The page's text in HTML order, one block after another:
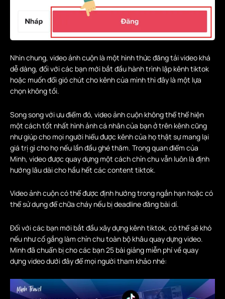
Nhìn chung, video ảnh cuộn là một hình thức đăng tải video khá
dễ dàng, đối với các bạn mới bắt đầu hành trình lập kênh tiktok
hoặc muốn đổi gió chút cho kênh của mình thì đây là một lựa
chọn không tồi.
Song song với ưu điểm đó, video ảnh cuộn không thể thể hiện
một cách tốt nhất hình ảnh cá nhân của bạn ở trên kênh cũng
như giúp cho mọi người hiểu được kênh của họ thật sự mang lại
giá trị gì cho họ nếu lần đầu ghé thăm. Trong quan điểm của
Minh, video được quay dựng một cách chỉn chu vẫn luôn là định
hướng lâu dài cho hầu hết các content tiktok.
Video ảnh cuộn có thể được định hướng trong ngắn hạn hoặc có
thể sử dụng để chữa cháy nếu bị deadline đăng bài dí.
Đối với các bạn mới bắt đầu xây dựng kênh tiktok, có thể sẽ khó
nếu như cố gắng làm chỉn chu toàn bộ khâu quay dựng video.
Minh đã chuẩn bị cho các bạn 25 bài giảng miễn phí về quay
dựng video dưới đây để mọi người tham khảo nhé: